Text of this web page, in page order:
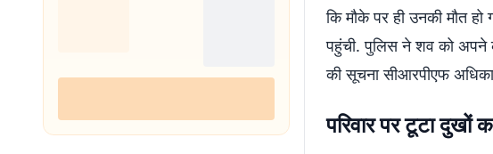
कि मौके पर ही उनकी मौत
पहुंची. पुलिस ने शव को अपने
की सूचना सीआरपीएफ
परिवार पर टूटा दुखों